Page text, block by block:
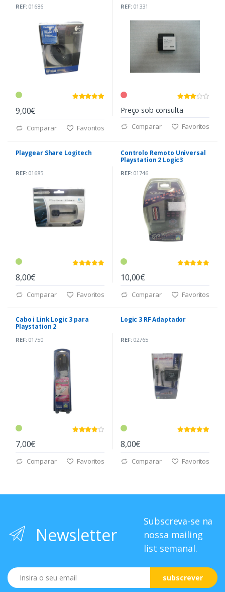
REF:01686
9,00€
Comparar Favoritos
REF:01331
Preço sob consulta
Comparar Favoritos
Playgear Share Logitech
REF:01685
8,00€
Comparar Favoritos
Controlo Remoto Universal
Playstation 2 Logic3
REF:01746
10,00€
Comparar Favoritos
Cabo i Link Logic 3 para
Playstation 2
REF:01750
7,00€
Comparar Favoritos
Logic 3 RF Adaptador
REF:02765
8,00€
Comparar Favoritos
Newsletter
Subscreva-se na
nossa mailing
list semanal.
Email
subscrever